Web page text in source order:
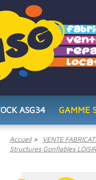
ASG34 GAMME
Accueil
VENTE
Structures Gonflables